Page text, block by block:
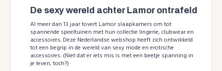
De sexy wereld achter Lamor ontrafeld
Al meer dan 13 jaar tovert Lamor slaapkamers om tot
spannende speeltuinen met hun collectie lingerie, clubwear en
accessoires. Deze Nederlandse webshop heeft zich ontwikkeld
tot een begrip in de wereld van sexy mode en erotische
accessoires. (Niet dat er iets mis is met een beetje spanning in
je leven, toch?)